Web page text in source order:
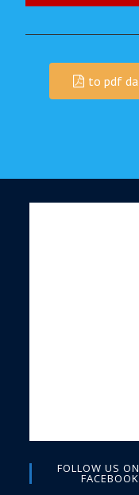
to pdf
FOLLOW US